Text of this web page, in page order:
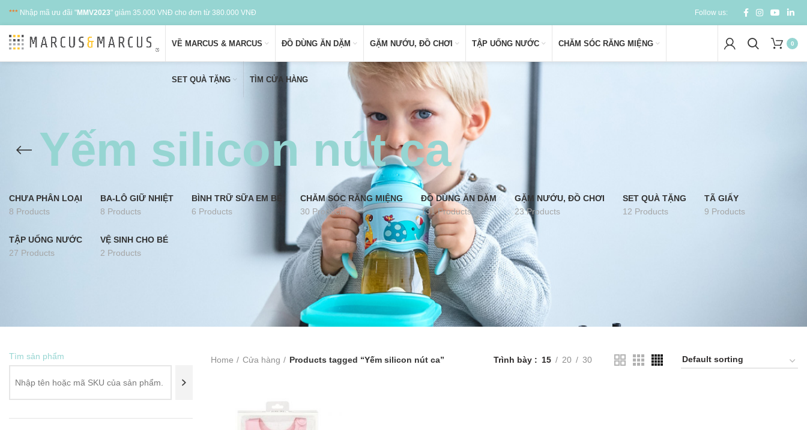
*** Nhập mã ưu đãi "MMV2023" giảm 35.000 VNĐ cho đơn từ 380.000 VNĐ Follow us:
VỀ MARCUS & MARCUS ĐỒ DÙNG ĂN DẶM GẶM NƯỚU, ĐỒ CHƠI TẬP UỐNG NƯỚC CHĂM SÓC RĂNG MIỆNG
SET QUÀ TẶNG TÌM CỬA HÀNG
0
Yếm silicon nút ca
CHƯA PHÂN LOẠI
8 Products
BA-LÔ GIỮ NHIỆT
8 Products
BÌNH TRỮ SỮA EM BÉ
6 Products
CHĂM SÓC RĂNG MIỆNG
30 Products
ĐỒ DÙNG ĂN DẶM
131 Products
GẶM NƯỚU, ĐỒ CHƠI
23 Products
SET QUÀ TẶNG
12 Products
TÃ GIẤY
9 Products
TẬP UỐNG NƯỚC
27 Products
VỆ SINH CHO BÉ
2 Products
Tìm sản phẩm Home Cửa hàng Products tagged “Yếm silicon nút ca” Trình bày 15 20 30